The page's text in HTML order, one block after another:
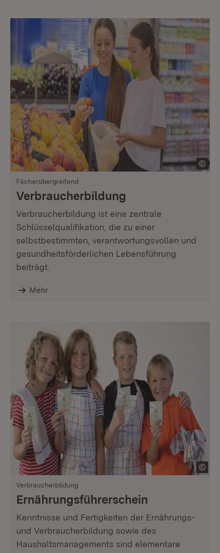
Fächerübergreifend
Verbraucherbildung
Verbraucherbildung ist eine zentrale
Schlüsselqualifikation, die zu einer
selbstbestimmten, verantwortungsvollen und
gesundheitsförderlichen Lebensführung
beiträgt.
Mehr
Verbraucherbildung
Ernährungsführerschein
Kenntnisse und Fertigkeiten der Ernährungs-
und Verbraucherbildung sowie des
Haushaltsmanagements sind elementare